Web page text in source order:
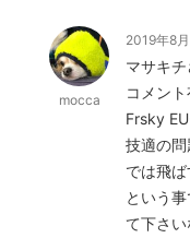
mocca
2019年8
マサキチ
コメン
Frsky
技適の
では飛ば
という
て下さ